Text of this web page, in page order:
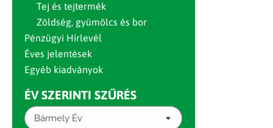
Tej és tejtermék
Zöldség, gyümölcs és bor
Pénzügyi Hírlevél
Éves jelentések
Egyéb kiadványok
ÉV SZERINTI SZŰRÉS
Bármely Év